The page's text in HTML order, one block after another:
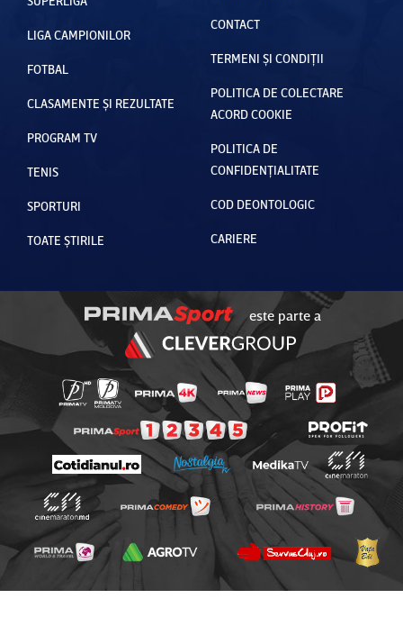
LIGA CAMPIONILOR
FOTBAL
CLASAMENTE ȘI REZULTATE
PROGRAM TV
TENIS
SPORTURI
TOATE ȘTIRILE
CONTACT
TERMENI ȘI CONDIȚII
POLITICA DE COLECTARE
ACORD COOKIE
POLITICA DE
CONFIDENȚIALITATE
COD DEONTOLOGIC
CARIERE
este parte a